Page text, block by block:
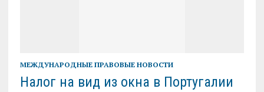
МЕЖДУНАРОДНЫЕ ПРАВОВЫЕ НОВОСТИ
Налог на вид из окна в Португалии